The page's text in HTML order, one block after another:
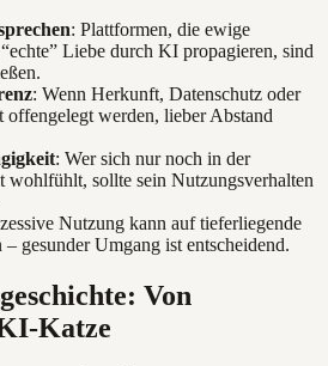
: Plattformen, die ewige
Liebe durch KI propagieren, sind
: Wenn Herkunft, Datenschutz oder
offengelegt werden, lieber Abstand
: Wer sich nur noch in der
wohlfühlt, sollte sein Nutzungsverhalten
Nutzung kann auf tieferliegende
gesunder Umgang ist entscheidend.
Von
Katze